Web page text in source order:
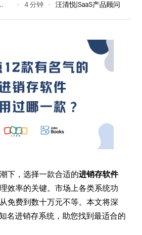
量 4 分钟 汪清悦|SaaS产品顾问
下，选择一款合适的进销存软件
效率的关键。市场上各类系统功
免费到数十万元不等。本文将深
名进销存系统，助您找到最适合的